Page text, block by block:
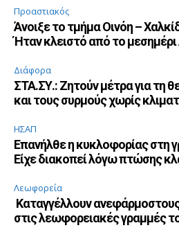
Προαστιακός
Άνοιξε το τμήμα Οινόη –
Ήταν κλειστό από το
Διάφορα
ΣΤΑ.ΣΥ.: Ζητούν μέτρα για τη
και τους συρμούς χωρίς
ΗΣΑΠ
Επανήλθε η κυκλοφορίας στη
Είχε διακοπεί λόγω πτώσης
Λεωφορεία
Καταγγέλλουν
στις λεωφορειακές γραμμές